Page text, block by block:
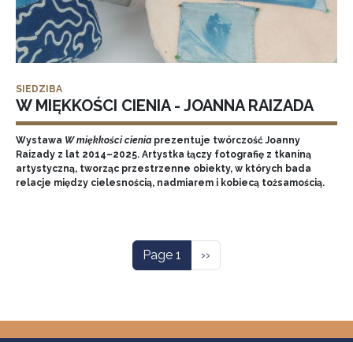
SIEDZIBA
W MIĘKKOŚCI CIENIA - JOANNA RAIZADA
Wystawa W miękkości cieniaprezentuje twórczość Joanny
Raizady z lat 2014–2025. Artystka łączy fotografię z tkaniną
artystyczną, tworząc przestrzenne obiekty, w których bada
relacje między cielesnością, nadmiarem i kobiecą tożsamością.
Page 1 Next page
››